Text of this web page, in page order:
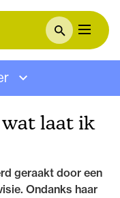
wat laat ik
geraakt door een
. Ondanks haar